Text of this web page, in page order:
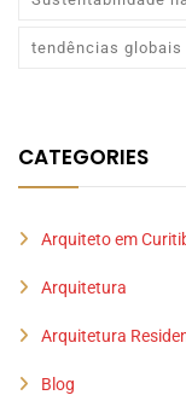
tendências globais
CATEGORIES
Arquiteto em
Arquitetura
Arquitetura
Blog